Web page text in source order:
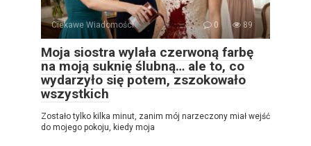
Ciekawe Wiadomości 0 89
Moja siostra wylała czerwoną farbę
na moją suknię ślubną… ale to, co
wydarzyło się potem, zszokowało
wszystkich
Zostało tylko kilka minut, zanim mój narzeczony miał wejść
do mojego pokoju, kiedy moja